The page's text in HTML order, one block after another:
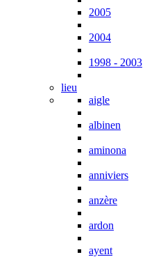
2005
2004
1998 - 2003
lieu
aigle
albinen
aminona
anniviers
anzère
ardon
ayent